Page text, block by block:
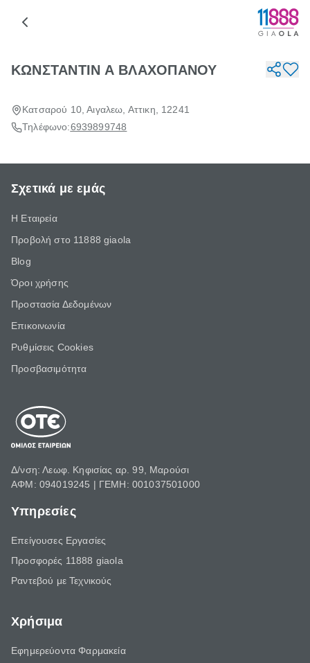
ΚΩΝΣΤΑΝΤΙΝ Α ΒΛΑΧΟΠΑΝΟΥ
Κατσαρού 10, Αιγαλεω, Αττικη, 12241
Τηλέφωνο:6939899748
Σχετικά με εμάς
Η Εταιρεία
Προβολή στο 11888 giaola
Blog
Όροι χρήσης
Προστασία Δεδομένων
Επικοινωνία
Ρυθμίσεις Cookies
Προσβασιμότητα
Δ/νση: Λεωφ. Κηφισίας αρ. 99, Μαρούσι
ΑΦΜ: 094019245 | ΓΕΜΗ: 001037501000
Υπηρεσίες
Επείγουσες Εργασίες
Προσφορές 11888 giaola
Ραντεβού με Τεχνικούς
Χρήσιμα
Εφημερεύοντα Φαρμακεία